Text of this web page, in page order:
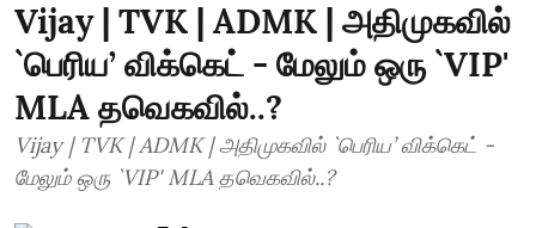
Vijay | TVK | ADMK | அதிமுகவில்
`பெரிய’ விக்கெட் - மேலும் ஒரு `VIP'
MLA தவெகவில்..?
Vijay | TVK | ADMK | அதிமுகவில் `பெரிய’ விக்கெட் -
மேலும் ஒரு `VIP' MLA தவெகவில்..?